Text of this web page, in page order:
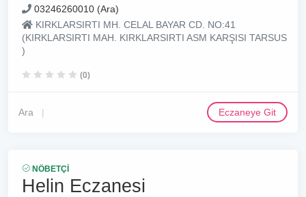
03246260010 (Ara)
KIRKLARSIRTI MH. CELAL BAYAR CD. NO:41
(KIRKLARSIRTI MAH. KIRKLARSIRTI ASM KARŞISI TARSUS
)
(0)
Ara Eczaneye Git
NÖBETÇI
Helin Eczanesi